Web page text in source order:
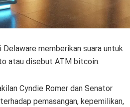
memberikan suara untuk
atau disebut ATM bitcoin.
Cyndie Romer dan Senator
pemasangan, kepemilikan,